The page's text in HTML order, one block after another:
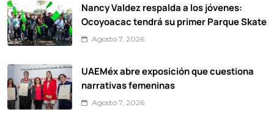
Nancy Valdez respalda a los jóvenes:
Ocoyoacac tendrá su primer Parque Skate
Agosto 7, 2026
UAEMéx abre exposición que cuestiona
narrativas femeninas
Agosto 7, 2026